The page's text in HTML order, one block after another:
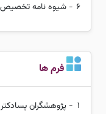
6 -
شیوه نامه تخصیص
فرم ها
1 -
پژوهشگران